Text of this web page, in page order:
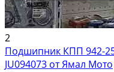
2
Подшипник КПП 942-25
JU094073 от Ямал Мото